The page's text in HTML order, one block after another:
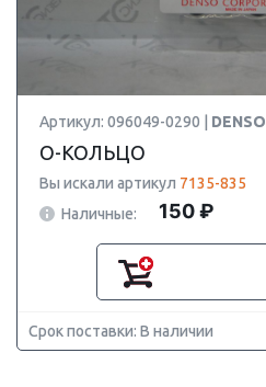
Артикул: 096049-0290 | DENSO
O-КОЛЬЦО
Вы искали артикул 7135-835
Наличные:
150 ₽
Срок поставки: В наличии